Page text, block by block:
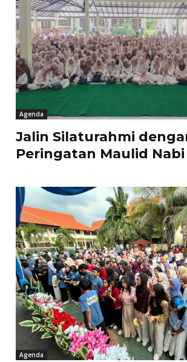
Agenda
Jalin Silaturahmi
Peringatan Maulid Nabi
Agenda